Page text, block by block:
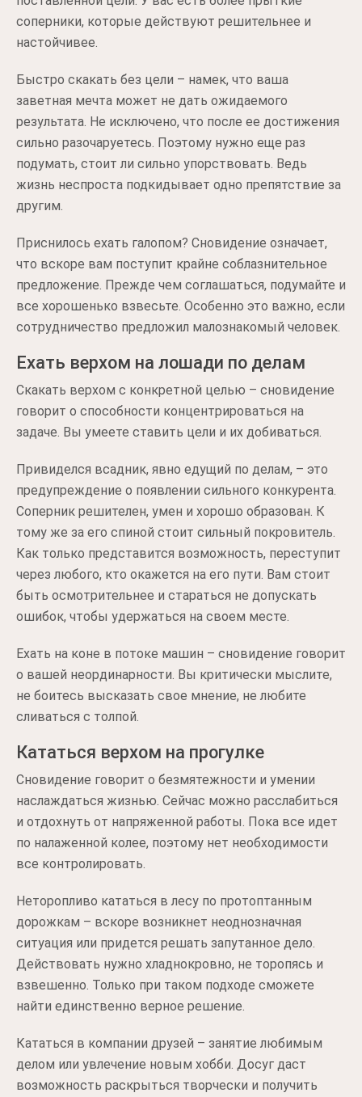
соперники, которые действуют решительнее и
настойчивее.
Быстро скакать без цели – намек, что ваша
заветная мечта может не дать ожидаемого
результата. Не исключено, что после ее достижения
сильно разочаруетесь. Поэтому нужно еще раз
подумать, стоит ли сильно упорствовать. Ведь
жизнь неспроста подкидывает одно препятствие за
другим.
Приснилось ехать галопом? Сновидение означает,
что вскоре вам поступит крайне соблазнительное
предложение. Прежде чем соглашаться, подумайте и
все хорошенько взвесьте. Особенно это важно, если
сотрудничество предложил малознакомый человек.
Ехать верхом на лошади по делам
Скакать верхом с конкретной целью – сновидение
говорит о способности концентрироваться на
задаче. Вы умеете ставить цели и их добиваться.
Привиделся всадник, явно едущий по делам, – это
предупреждение о появлении сильного конкурента.
Соперник решителен, умен и хорошо образован. К
тому же за его спиной стоит сильный покровитель.
Как только представится возможность, переступит
через любого, кто окажется на его пути. Вам стоит
быть осмотрительнее и стараться не допускать
ошибок, чтобы удержаться на своем месте.
Ехать на коне в потоке машин – сновидение говорит
о вашей неординарности. Вы критически мыслите,
не боитесь высказать свое мнение, не любите
сливаться с толпой.
Кататься верхом на прогулке
Сновидение говорит о безмятежности и умении
наслаждаться жизнью. Сейчас можно расслабиться
и отдохнуть от напряженной работы. Пока все идет
по налаженной колее, поэтому нет необходимости
все контролировать.
Неторопливо кататься в лесу по протоптанным
дорожкам – вскоре возникнет неоднозначная
ситуация или придется решать запутанное дело.
Действовать нужно хладнокровно, не торопясь и
взвешенно. Только при таком подходе сможете
найти единственно верное решение.
Кататься в компании друзей – занятие любимым
делом или увлечение новым хобби. Досуг даст
возможность раскрыться творчески и получить